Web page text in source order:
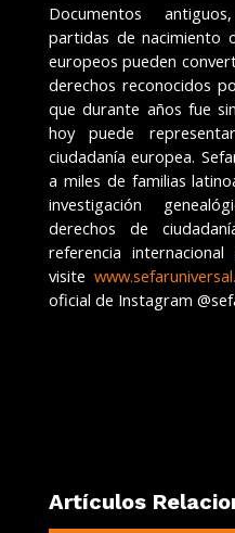
Documentos
partidas de nacimiento
europeos pueden
derechos reconocidos
que durante años fue
hoy puede
ciudadanía europea.
a miles de familias
investigación
derechos de
referencia
visite
oficial de Instagram
Artículos